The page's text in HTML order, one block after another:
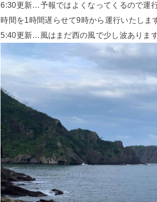
6:30更新…予報ではよくなってくるので運
時間を1時間遅らせて9時から運行いたしま
5:40更新…風はまだ西の風で少し波ありま